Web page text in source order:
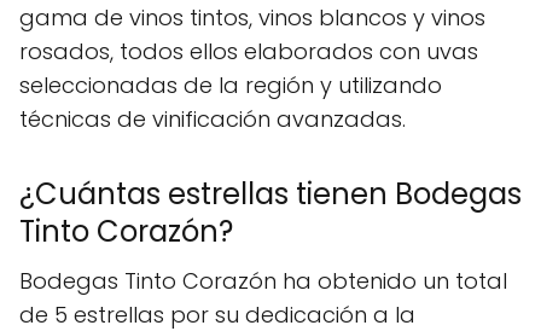
gama de vinos tintos, vinos blancos y vinos
rosados, todos ellos elaborados con uvas
seleccionadas de la región y utilizando
técnicas de vinificación avanzadas.
¿Cuántas estrellas tienen Bodegas
Tinto Corazón?
Bodegas Tinto Corazón ha obtenido un total
de 5 estrellas por su dedicación a la